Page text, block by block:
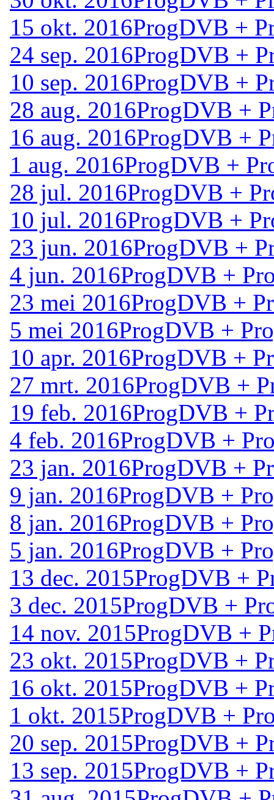
15 okt. 2016ProgDVB +
24 sep. 2016ProgDVB +
10 sep. 2016ProgDVB +
28 aug. 2016ProgDVB +
16 aug. 2016ProgDVB +
1 aug. 2016ProgDVB +
28 jul. 2016ProgDVB +
10 jul. 2016ProgDVB +
23 jun. 2016ProgDVB +
4 jun. 2016ProgDVB +
23 mei 2016ProgDVB +
5 mei 2016ProgDVB +
10 apr. 2016ProgDVB +
27 mrt. 2016ProgDVB +
19 feb. 2016ProgDVB +
4 feb. 2016ProgDVB +
23 jan. 2016ProgDVB +
9 jan. 2016ProgDVB +
8 jan. 2016ProgDVB +
5 jan. 2016ProgDVB +
13 dec. 2015ProgDVB +
3 dec. 2015ProgDVB +
14 nov. 2015ProgDVB +
23 okt. 2015ProgDVB +
16 okt. 2015ProgDVB +
1 okt. 2015ProgDVB +
20 sep. 2015ProgDVB +
13 sep. 2015ProgDVB +